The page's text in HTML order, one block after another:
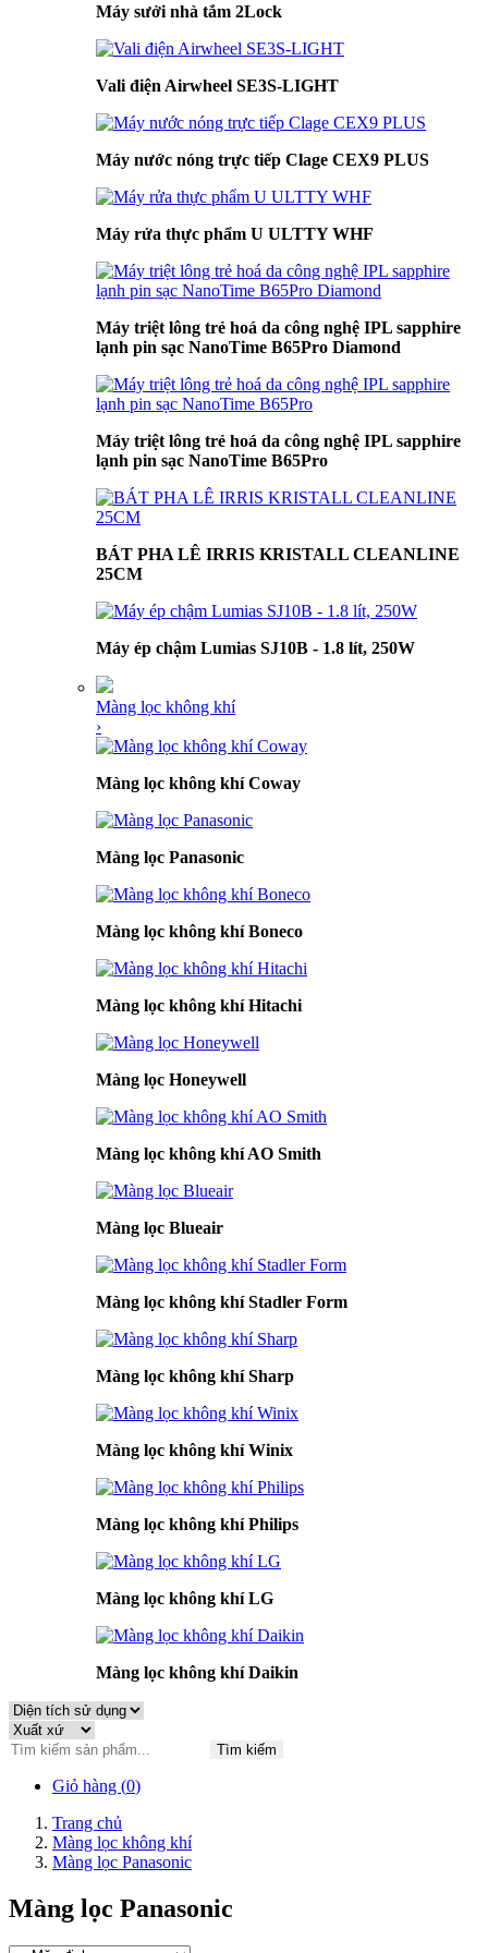
Máy sưởi nhà tắm 2Lock
Vali điện Airwheel SE3S-LIGHT
Máy nước nóng trực tiếp Clage CEX9 PLUS
Máy rửa thực phẩm U ULTTY WHF
Máy triệt lông trẻ hoá da công nghệ IPL sapphire
lạnh pin sạc NanoTime B65Pro Diamond
Máy triệt lông trẻ hoá da công nghệ IPL sapphire
lạnh pin sạc NanoTime B65Pro
BÁT PHA LÊ IRRIS KRISTALL CLEANLINE
25CM
Máy ép chậm Lumias SJ10B - 1.8 lít, 250W
Màng lọc không khí
›
Màng lọc không khí Coway
Màng lọc Panasonic
Màng lọc không khí Boneco
Màng lọc không khí Hitachi
Màng lọc Honeywell
Màng lọc không khí AO Smith
Màng lọc Blueair
Màng lọc không khí Stadler Form
Màng lọc không khí Sharp
Màng lọc không khí Winix
Màng lọc không khí Philips
Màng lọc không khí LG
Màng lọc không khí Daikin
Tìm kiếm
Giỏ hàng (0)
Trang chủ
Màng lọc không khí
Màng lọc Panasonic
Màng lọc Panasonic